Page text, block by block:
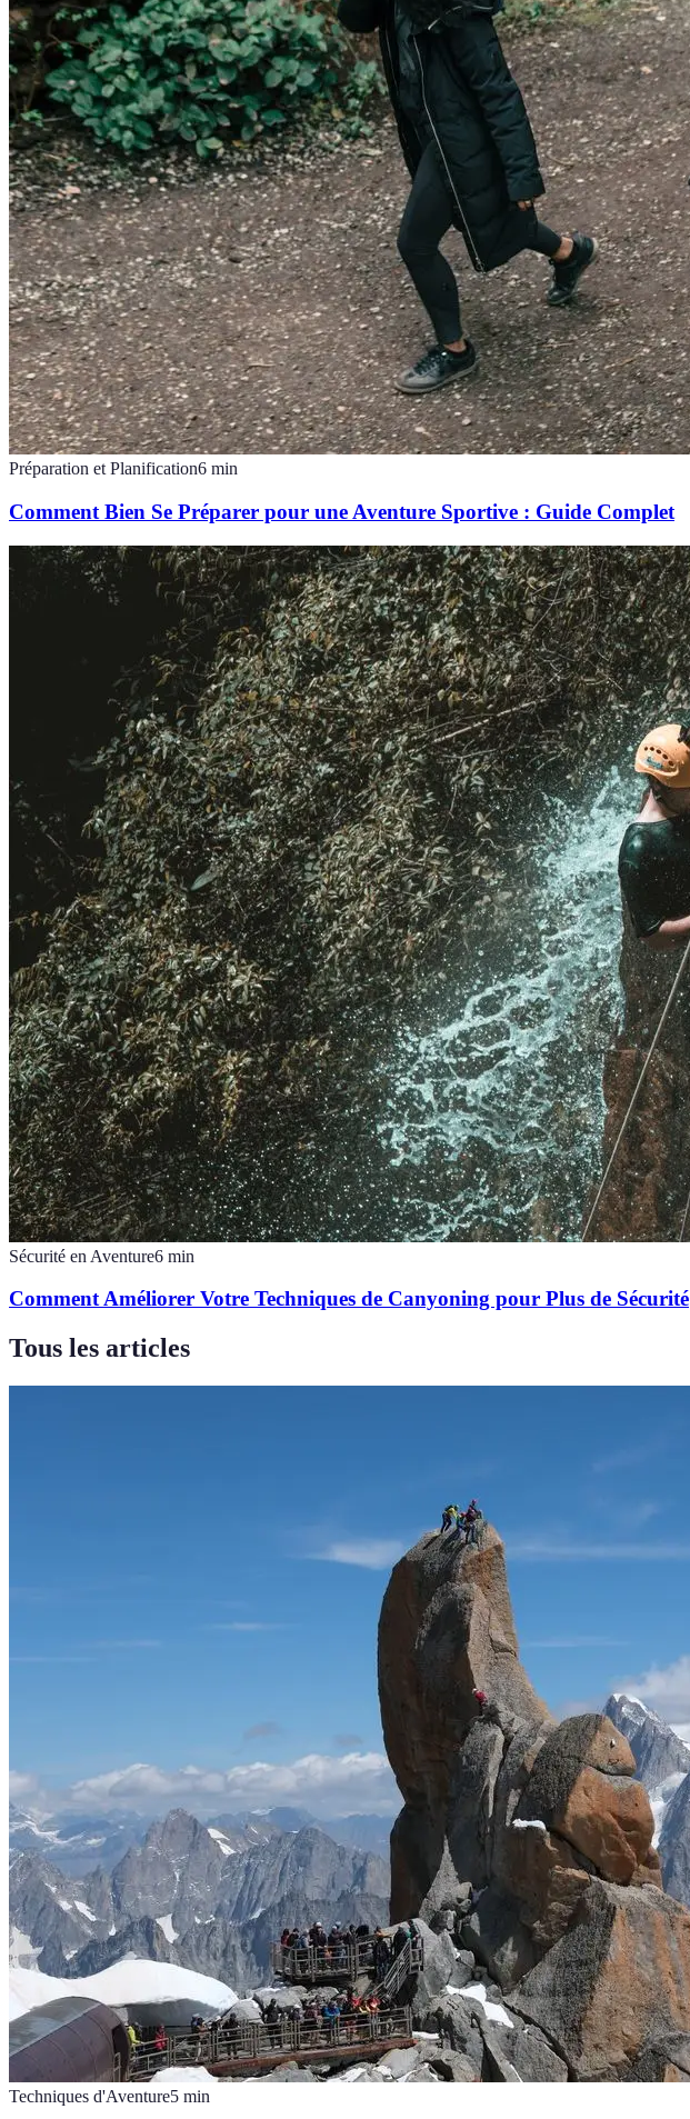
Préparation et Planification6 min
Comment Bien Se Préparer pour une Aventure Sportive : Guide Complet
Sécurité en Aventure6 min
Comment Améliorer Votre Techniques de Canyoning pour Plus de Sécurité
Tous les articles
Techniques d'Aventure5 min